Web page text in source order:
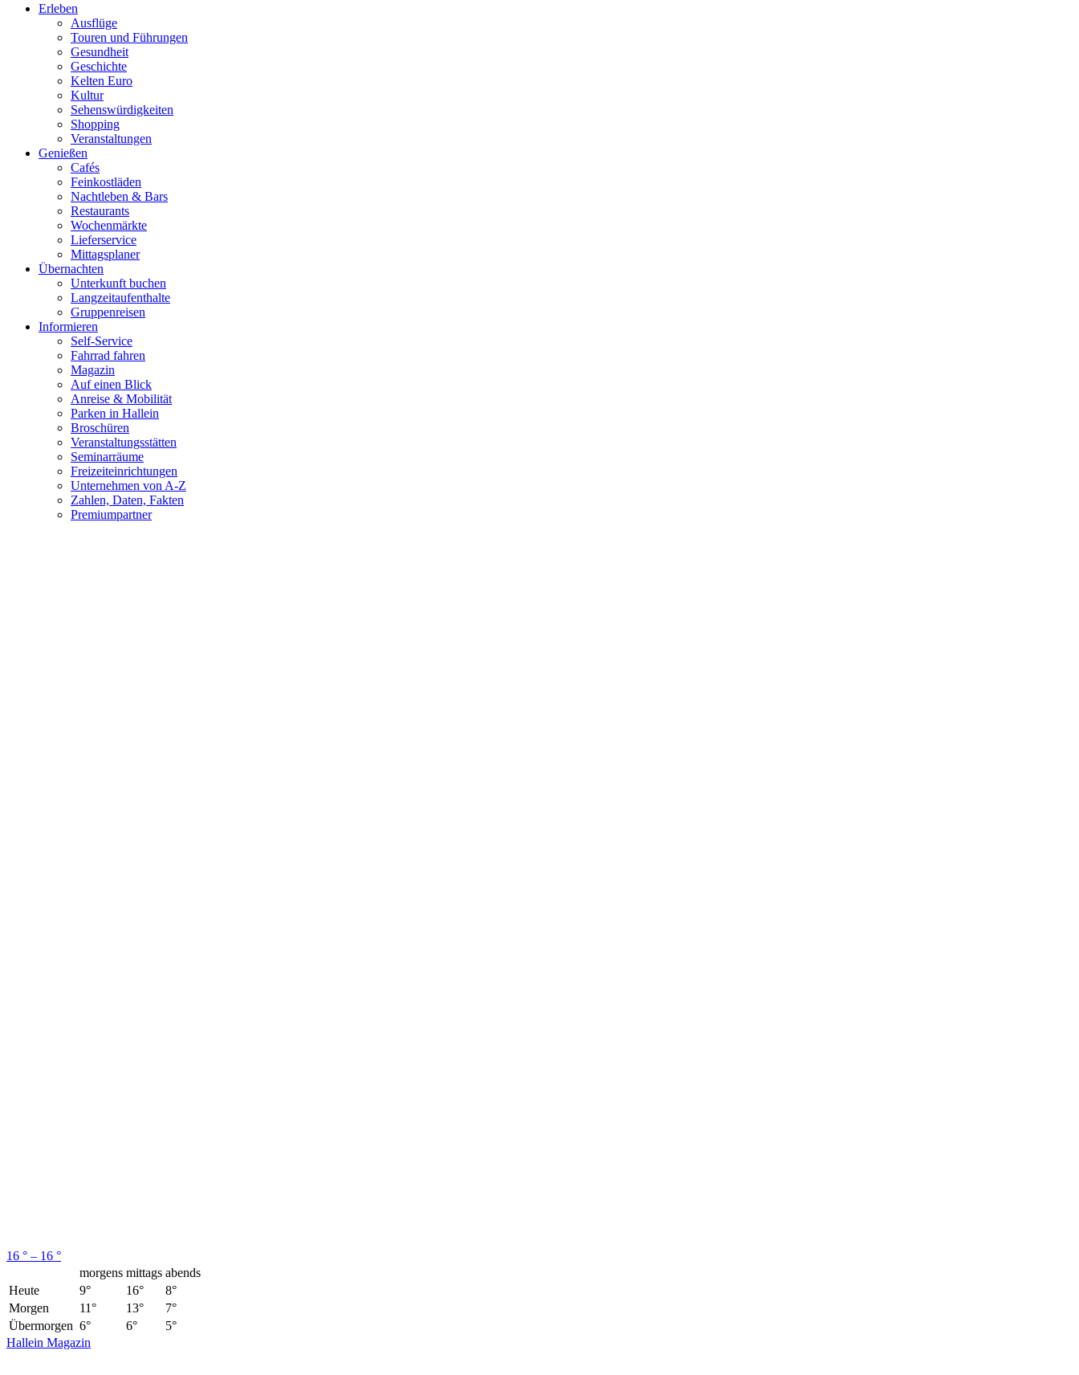
Erleben
Ausflüge
Touren und Führungen
Gesundheit
Geschichte
Kelten Euro
Kultur
Sehenswürdigkeiten
Shopping
Veranstaltungen
Genießen
Cafés
Feinkostläden
Nachtleben & Bars
Restaurants
Wochenmärkte
Lieferservice
Mittagsplaner
Übernachten
Unterkunft buchen
Langzeitaufenthalte
Gruppenreisen
Informieren
Self-Service
Fahrrad fahren
Magazin
Auf einen Blick
Anreise & Mobilität
Parken in Hallein
Broschüren
Veranstaltungsstätten
Seminarräume
Freizeiteinrichtungen
Unternehmen von A-Z
Zahlen, Daten, Fakten
Premiumpartner
16 ° – 16 °
morgens mittags abends
Heute
9° 16°
8°
Morgen
11° 13°
7°
Übermorgen 6° 6°
5°
Hallein Magazin